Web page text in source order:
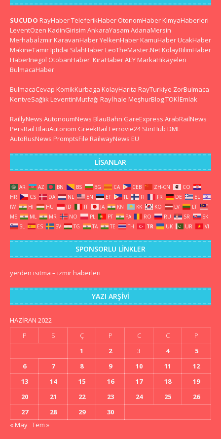
SUCUDO RayHaberTeleferikHaber OtonomHaber KimyaHaberleri
LeventÖzen KadinGirisim AnkaraYasam AdanaMersin
Merhabaİzmir KaravanHaberYelkenHaber KamuHaber UcakHaber
MakineTamir Iptidai SilahHaber LeoTheMaster.Net KolayBilimHaber
HaberInegol OtobanHaber KiraHaberAEY MarkaHikayeleri
BulmacaHaber
BulmacaCevap KomikKurbaga KolayHarita RayTurkiye ZorBulmaca
KentveSağlık LeventinMutfağı Rayİhale MeşhurBlogTOKİEmlak
RaillyNews AutonoumNews BlauBahn GareExpress ArabRailNews
PersRail BlauAutonom GreekRail Ferrovie24 StiriHub DME
AutoRusNews PromptsFile RailwayNews EU
LISANLAR
AR AZ BN BS BG CA CEB ZH-CN
CO
HR
CS DA NL EN ET TL FI FR DE
EL
IW
HI HU ID IT JA KN KK KO LV
LT
MS
ML MR NO PL PT PA RO RU SR
SK
SL
ES SV TG TA TE TH TR UK UR VI
SPONSORLU LINKLER
yerden ısıtma – izmir haberleri
YAZI ARŞIVI
HAZIRAN 2022
P
S Ç P C C
P
1
2 3 4
5
6
7 8 9 10 11
12
13
14 15 16 17 18
19
20
21 22 23 24 25
26
27
28 29
30
« May Tem »